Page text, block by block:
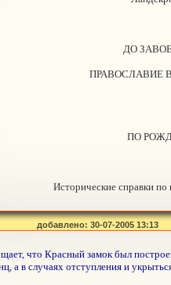
ДО
ПРАВОСЛАВИЕ
ПО
Исторические справки
добавлено: 30-07-2005 13:13
что Красный замок был
а в случаях отступления и